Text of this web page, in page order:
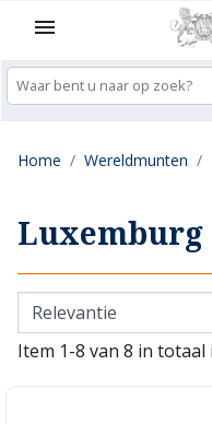

Home Wereldmunten
Luxemburg
Item 1-8 van 8 in totaal